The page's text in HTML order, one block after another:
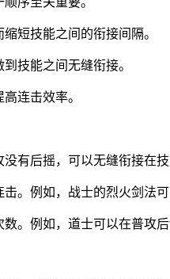
短技能之间的衔接间隔。
技能之间无缝衔接。
连击效率。
有后摇，可以无缝衔接在技
。例如，战士的烈火剑法
。例如，道士可以在普攻